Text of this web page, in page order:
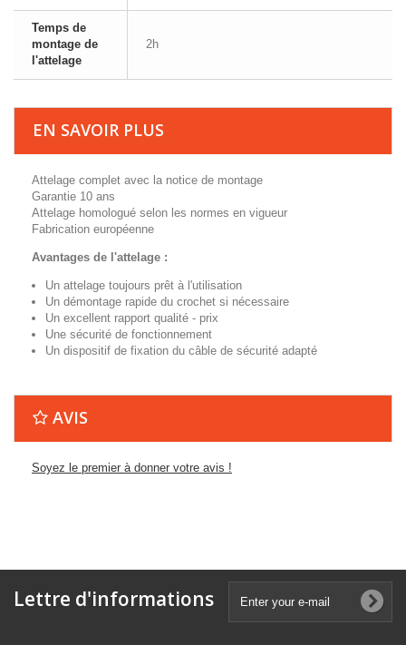
Temps de
montage de
l'attelage
2h
EN SAVOIR PLUS
Attelage complet avec la notice de montage
Garantie 10 ans
Attelage homologué selon les normes en vigueur
Fabrication européenne
Avantages de l'attelage :
Un attelage toujours prêt à l'utilisation
Un démontage rapide du crochet si nécessaire
Un excellent rapport qualité - prix
Une sécurité de fonctionnement
Un dispositif de fixation du câble de sécurité adapté
AVIS
Soyez le premier à donner votre avis !
Lettre d'informations